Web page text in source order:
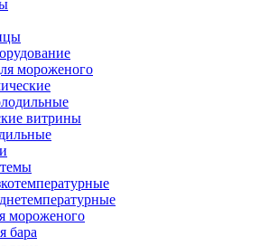
мороженого
витрины
мороженого
бара